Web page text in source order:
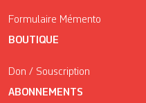
Formulaire Mémento
BOUTIQUE
Don / Souscription
ABONNEMENTS